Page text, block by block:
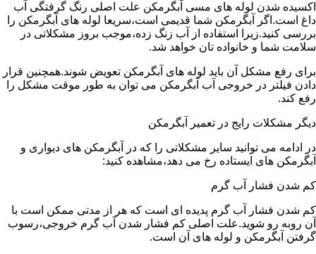
اکسیده شدن لوله های مسی آبگرمکن علت اصلی رنگ گرفتگی آب
داغ است.اگر آبگرمکن شما قدیمی است،سریعا لوله های آبگرمکن را
بررسی کنید.زیرا استفاده از آب زنگ زده،موجب بروز مشکلاتی در
سلامت شما و خانواده تان خواهد شد.
برای رفع مشکل آن باید لوله های آبگرمکن تعویض شوند.همچنین قرار
دادن فیلتر در خروجی آب آبگرمکن می توان به طور موقت مشکل را
رفع کند.
دیگر مشکلات رایج در تعمیر آبگرمکن
در ادامه می توانید سایر مشکلاتی را که در آبگرمکن های دیواری و
آبگرمکن های ایستاده رخ می دهد،مشاهده کنید:
کم شدن فشار آب گرم
کم شدن فشار آب گرم پدیده ای است که هر از مدتی ممکن است با
آن روبه رو شوید.علت اصلی کم فشار شدن آب گرم خروجی،رسوب
گرفتن آبگرمکن و لوله های آن است.